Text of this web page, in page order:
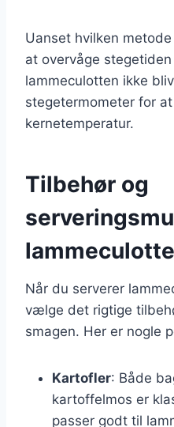
Uanset hvilken
at overvåge
lammeculotten ikke
stegetermometer for
kernetemperatur.
Tilbehør og
lammeculotte
Når du serverer
vælge det rigtige
smagen. Her er nogle
Kartofler: Både
kartoffelmos er
passer godt til